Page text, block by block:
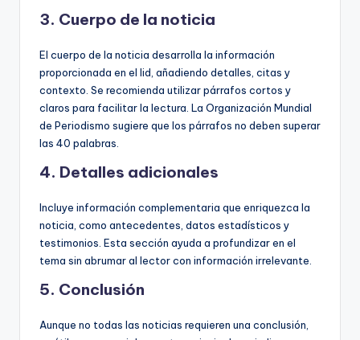
3. Cuerpo de la noticia
El cuerpo de la noticia desarrolla la información
proporcionada en el lid, añadiendo detalles, citas y
contexto. Se recomienda utilizar párrafos cortos y
claros para facilitar la lectura. La Organización Mundial
de Periodismo sugiere que los párrafos no deben superar
las 40 palabras.
4. Detalles adicionales
Incluye información complementaria que enriquezca la
noticia, como antecedentes, datos estadísticos y
testimonios. Esta sección ayuda a profundizar en el
tema sin abrumar al lector con información irrelevante.
5. Conclusión
Aunque no todas las noticias requieren una conclusión,